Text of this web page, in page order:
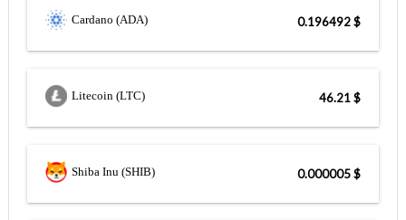
Cardano (ADA) $ 0.196492
Litecoin (LTC) $ 46.21
Shiba Inu (SHIB) $ 0.000005